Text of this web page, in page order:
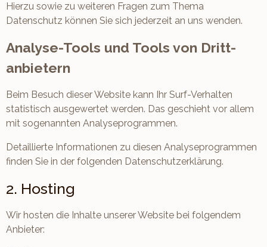
Hierzu sowie zu weiteren Fragen zum Thema
Datenschutz können Sie sich jederzeit an uns wenden.
Analyse-Tools und Tools von Dritt­
anbietern
Beim Besuch dieser Website kann Ihr Surf-Verhalten
statistisch ausgewertet werden. Das geschieht vor allem
mit sogenannten Analyseprogrammen.
Detaillierte Informationen zu diesen Analyseprogrammen
finden Sie in der folgenden Datenschutzerklärung.
2. Hosting
Wir hosten die Inhalte unserer Website bei folgendem
Anbieter: